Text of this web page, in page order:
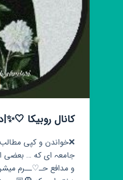
کانال روبیکا
❌خواندن و کپی
جامعہ ای که … بعضی
و مدافع حـ♡ــرم